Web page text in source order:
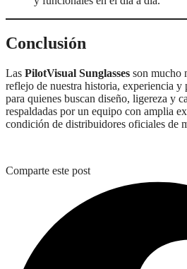
Conclusión
Las PilotVisual Sunglasses son mucho
reflejo de nuestra historia, experiencia y
para quienes buscan diseño, ligereza y
respaldadas por un equipo con amplia
condición de distribuidores oficiales de
Comparte este post